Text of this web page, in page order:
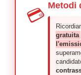
💳
Metodi
gratuita